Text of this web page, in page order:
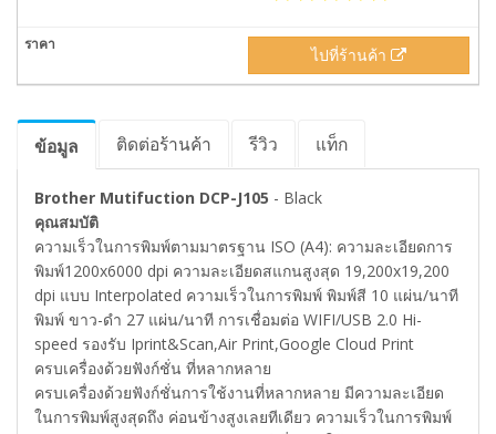
ไปที่ร้านค้า
ข้อมูล ติดต่อร้านค้า รีวิว แท็ก
Brother Mutifuction DCP-J105 - Black
คุณสมบัติ
ความเร็วในการพิมพ์ตามมาตรฐาน ISO (A4): ความละเอียดการ
พิมพ์1200x6000 dpi ความละเอียดสแกนสูงสุด 19,200x19,200
dpi แบบ Interpolated ความเร็วในการพิมพ์ พิมพ์สี 10 แผ่น/นาที
พิมพ์ ขาว-ดำ 27 แผ่น/นาที การเชื่อมต่อ WIFI/USB 2.0 Hi-
speed รองรับ Iprint&Scan,Air Print,Google Cloud Print
ครบเครื่องด้วยฟังก์ชั่น ที่หลากหลาย
ครบเครื่องด้วยฟังก์ชั่นการใช้งานที่หลากหลาย มีความละเอียด
ในการพิมพ์สูงสุดถึง ค่อนข้างสูงเลยทีเดียว ความเร็วในการพิมพ์